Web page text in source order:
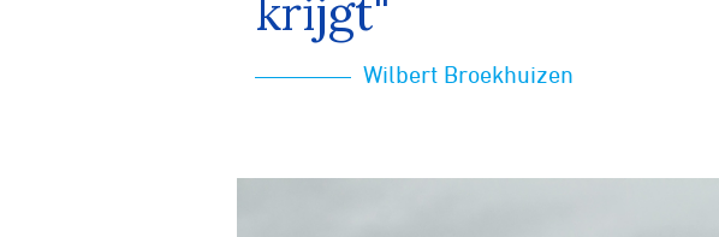
krijgt"
Wilbert Broekhuizen